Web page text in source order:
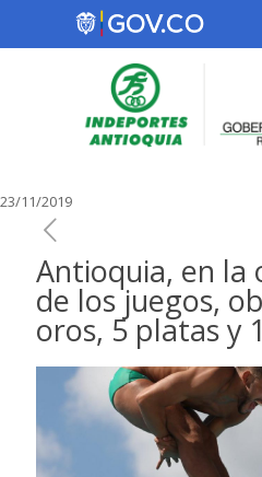
23/11/2019
Antioquia, en la
de los juegos,
oros, 5 platas y